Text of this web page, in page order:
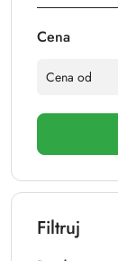
Cena
Filtruj